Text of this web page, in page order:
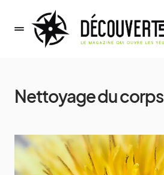
Nettoyage du corps